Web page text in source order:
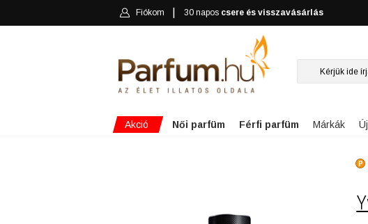
Fiókom 30 napos csere és visszavásárlás
Akció Női parfüm Férfi parfüm Márkák